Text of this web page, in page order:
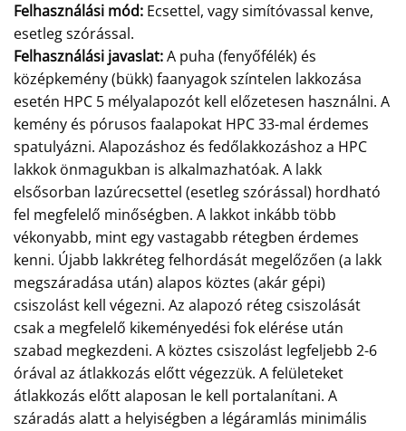
Felhasználási mód: Ecsettel, vagy simítóvassal kenve,
esetleg szórással.
Felhasználási javaslat:A puha (fenyőfélék) és
középkemény (bükk) faanyagok színtelen lakkozása
esetén HPC 5 mélyalapozót kell előzetesen használni. A
kemény és pórusos faalapokat HPC 33-mal érdemes
spatulyázni. Alapozáshoz és fedőlakkozáshoz a HPC
lakkok önmagukban is alkalmazhatóak. A lakk
elsősorban lazúrecsettel (esetleg szórással) hordható
fel megfelelő minőségben. A lakkot inkább több
vékonyabb, mint egy vastagabb rétegben érdemes
kenni. Újabb lakkréteg felhordását megelőzően (a lakk
megszáradása után) alapos köztes (akár gépi)
csiszolást kell végezni. Az alapozó réteg csiszolását
csak a megfelelő kikeményedési fok elérése után
szabad megkezdeni. A köztes csiszolást legfeljebb 2-6
órával az átlakkozás előtt végezzük. A felületeket
átlakkozás előtt alaposan le kell portalanítani. A
száradás alatt a helyiségben a légáramlás minimális